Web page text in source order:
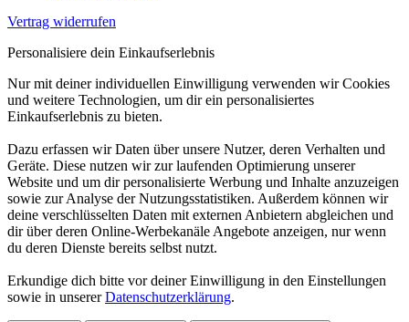
Vertrag widerrufen
Personalisiere dein Einkaufserlebnis
Nur mit deiner individuellen Einwilligung verwenden wir Cookies
und weitere Technologien, um dir ein personalisiertes
Einkaufserlebnis zu bieten.
Dazu erfassen wir Daten über unsere Nutzer, deren Verhalten und
Geräte. Diese nutzen wir zur laufenden Optimierung unserer
Website und um dir personalisierte Werbung und Inhalte anzuzeigen
sowie zur Analyse der Nutzungsstatistiken. Außerdem können wir
deine verschlüsselten Daten mit externen Anbietern abgleichen und
dir über deren Online-Werbekanäle Angebote anzeigen, nur wenn
du deren Dienste bereits selbst nutzt.
Erkundige dich bitte vor deiner Einwilligung in den Einstellungen
sowie in unsererDatenschutzerklärung.